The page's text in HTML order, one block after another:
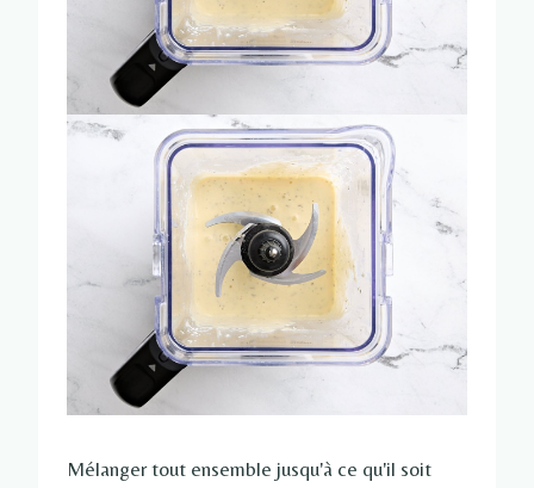
Mélanger tout ensemble jusqu'à ce qu'il soit